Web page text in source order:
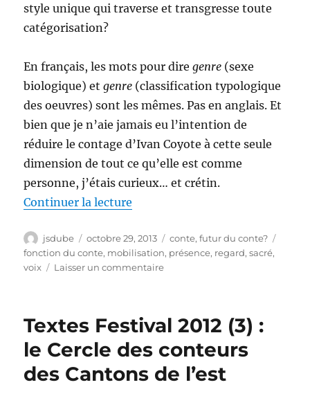
style unique qui traverse et transgresse toute
catégorisation?
En français, les mots pour diregenre (sexe
biologique) etgenre (classification typologique
des oeuvres) sont les mêmes. Pas en anglais. Et
bien que je n’aie jamais eu l’intention de
réduire le contage d’Ivan Coyote à cette seule
dimension de tout ce qu’elle est comme
personne, j’étais curieux… et crétin.
Continuer la lecture
Auteur
jsdube
Publié
le
octobre 29, 2013 Catégories
conte,futur du conte?
fonction du conte, mobilisation, présence, regard,sacré,
voix
Laisser un commentairesur
les
transgenres
racontent
des
Textes Festival 2012 (3) :
le Cercle des conteurs
des Cantons de l’est